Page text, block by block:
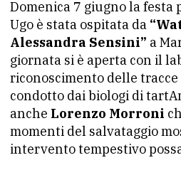
Domenica 7 giugno la festa
Ugo è stata ospitata da
Alessandra Sensini” a
giornata si è aperta con il
riconoscimento delle
condotto dai biologi di
anche Lorenzo Morroni
momenti del salvataggio
intervento tempestivo